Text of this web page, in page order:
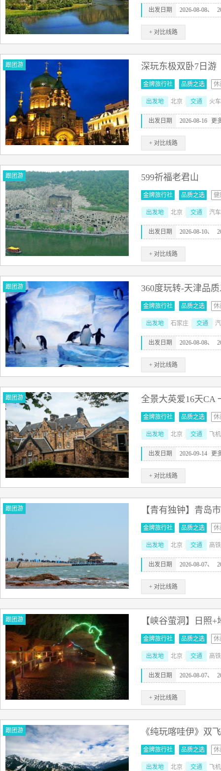
出发日期 2026-08-08、
+ 对比线路
跟团游 深玩东极双卧7日游
金牌旅行社 品质之选 休
出发地 北京 交通 火
出发日期 2026-08-16 更
+ 对比线路
跟团游 599祈福老君山
金牌旅行社 品质之选 健
出发地 北京 交通 汽
出发日期 2026-08-10、
+ 对比线路
跟团游 360度玩转-天津品
金牌旅行社 品质之选 休
出发地 石家庄 交通
出发日期 2026-08-08、
+ 对比线路
跟团游 全景大英爱16天CA
金牌旅行社 品质之选 休
出发地 北京 交通 飞
出发日期 2026-09-14 更
+ 对比线路
跟团游 【青有独钟】青岛
金牌旅行社 品质之选 休
出发地 北京 交通 高
出发日期 2026-08-07、
+ 对比线路
跟团游 【峡谷萤洞】日照
金牌旅行社 品质之选 休
出发地 北京 交通 高
出发日期 2026-08-07、
+ 对比线路
跟团游 《纯玩喀哇伊》双
金牌旅行社 品质之选 休
出发地 北京 交通 飞